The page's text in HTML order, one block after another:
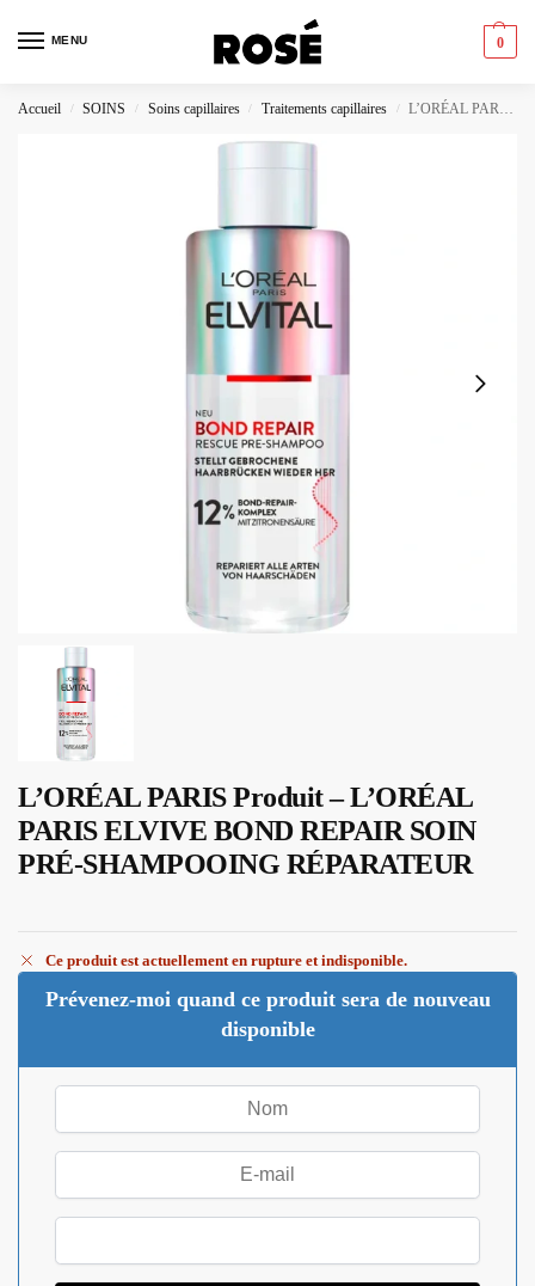
MENU 0
Accueil / SOINS / Soins capillaires / Traitements capillaires / L’ORÉAL PARIS Produit – L’ORÉAL PARIS ELVIVE BOND REPAIR SOIN PRÉ-SHAMPOOING RÉPARATEUR
L’ORÉAL PARIS Produit – L’ORÉAL
PARIS ELVIVE BOND REPAIR SOIN
PRÉ-SHAMPOOING RÉPARATEUR
Ce produit est actuellement en rupture et indisponible.
Prévenez-moi quand ce produit sera de nouveau
disponible